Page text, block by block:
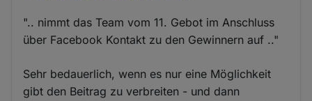
".. nimmt das Team vom 11. Gebot im Anschluss
über Facebook Kontakt zu den Gewinnern auf .."
Sehr bedauerlich, wenn es nur eine Möglichkeit
gibt den Beitrag zu verbreiten - und dann